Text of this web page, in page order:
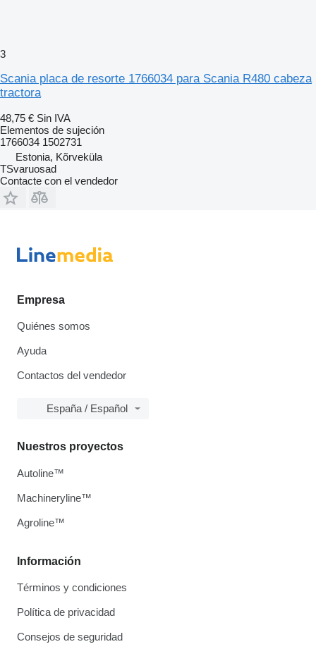
3
Scania placa de resorte 1766034 para Scania R480 cabeza
tractora
48,75 € Sin IVA
Elementos de sujeción
1766034 1502731
Estonia, Kõrveküla
TSvaruosad
Contacte con el vendedor
Empresa
Quiénes somos
Ayuda
Contactos del vendedor
España / Español
Información
Términos y condiciones
Política de privacidad
Consejos de seguridad
Nuestros proyectos
Autoline™
Machineryline™
Agroline™